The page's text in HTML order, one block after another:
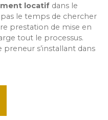
locatif dans le
pas le temps de chercher
prestation de mise en
tout le processus.
preneur s’installant dans